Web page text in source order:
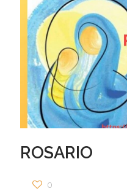
ROSARIO
0